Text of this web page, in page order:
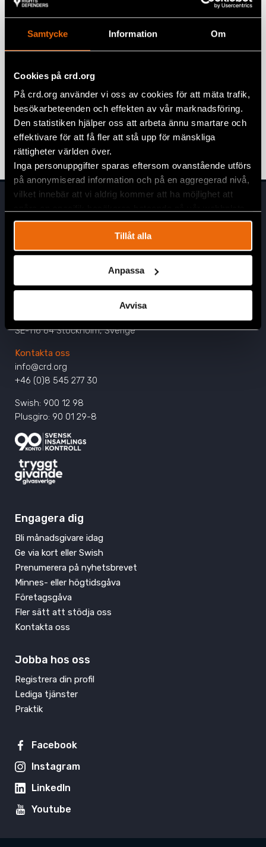
Samtycke Information Om
Cookies på crd.org
På crd.org använder vi oss av cookies för att mäta trafik,
besökarbeteenden och effekten av vår marknadsföring.
Den statistiken hjälper oss att arbeta ännu smartare och
effektivare för att få fler att stå upp för mänskliga
rättigheter världen över.
Inga personuppgifter sparas eftersom ovanstående utförs
på anonymiserad information och på en aggregerad nivå,
vilket innebär att vi aldrig kommer att ha möjlighet att
Tillåt alla
Anpassa
Avvisa
KAMBODJA
Kambodja: Förslag om undantagslag
banar väg för kränkningar av
Människorättsförsvarare hotas av
undantagslagar i Kambodja
6 april 2020
Huvudkontor
SE-116 64 Stockholm, Sverige
Kontakta oss
info@crd.org
+46 (0)8 545 277 30
Swish: 900 12 98
Plusgiro: 90 01 29-8
Engagera dig
Bli månadsgivare idag
Ge via kort eller Swish
Prenumerera på nyhetsbrevet
Minnes- eller högtidsgåva
Företagsgåva
Fler sätt att stödja oss
Kontakta oss
Jobba hos oss
Registrera din profil
Lediga tjänster
Praktik
Facebook
Instagram
LinkedIn
Youtube